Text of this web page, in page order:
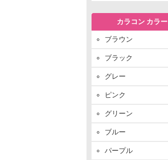
カラコン カラー
ブラウン
ブラック
グレー
ピンク
グリーン
ブルー
パープル